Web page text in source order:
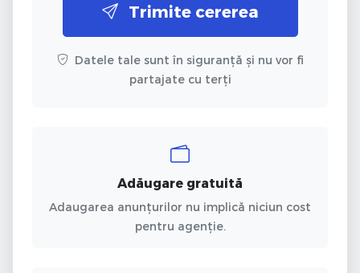
Trimite cererea
Datele tale sunt în siguranță și nu vor fi
partajate cu terți
Adăugare gratuită
Adaugarea anunțurilor nu implică niciun cost
pentru agenție.